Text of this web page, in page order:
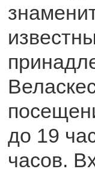
до 19
часов.